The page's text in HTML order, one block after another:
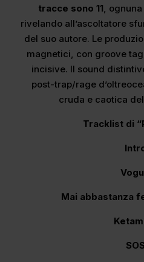
tracce sono 11,
rivelando all’ascoltatore
del suo autore. Le
magnetici, con groove
incisive. Il sound
post-trap/rage
cruda e caotica
Tracklist di
Mai abbastanza
SOS